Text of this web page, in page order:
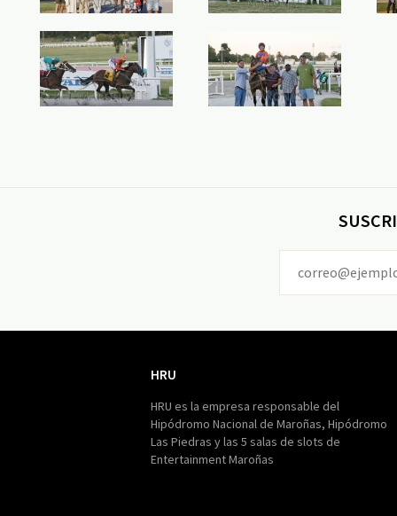
HRU
HRU es la empresa responsable del
Hipódromo Nacional de Maroñas, Hipódromo
Las Piedras y las 5 salas de slots de
Entertainment Maroñas